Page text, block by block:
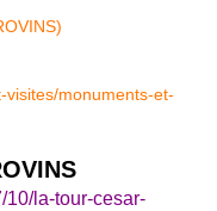
visites/monuments-et-
10/la-tour-cesar-